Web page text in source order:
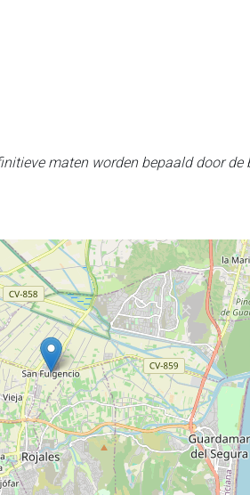
maten worden bepaald door de